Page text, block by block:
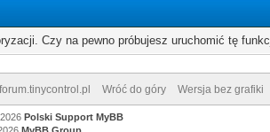
Czy na pewno próbujesz uruchomić tę
forum.tinycontrol.pl Wróć do góry Wersja bez grafiki
Polski Support MyBB